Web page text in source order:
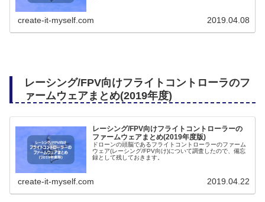
create-it-myself.com 2019.04.08
レーシング/FPV向けフライトコントローラのフ
ァームウェアまとめ(2019年度)
レーシング/FPV向けフライトコントローラーの
ファームウェアまとめ(2019年度版)
ドローンの頭脳であるフライトコントローラーのファーム
ウェア(レーシング/FPV向け)について調査したので、備忘
録として残しておきます。
create-it-myself.com 2019.04.22